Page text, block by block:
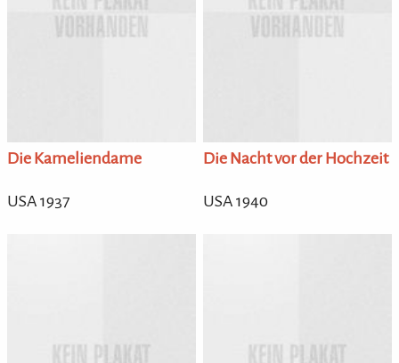
Die Kameliendame
USA 1937
Die Nacht vor der Hochzeit
USA 1940